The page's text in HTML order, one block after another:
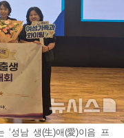
‘성남 생(生)애(愛)이음 프